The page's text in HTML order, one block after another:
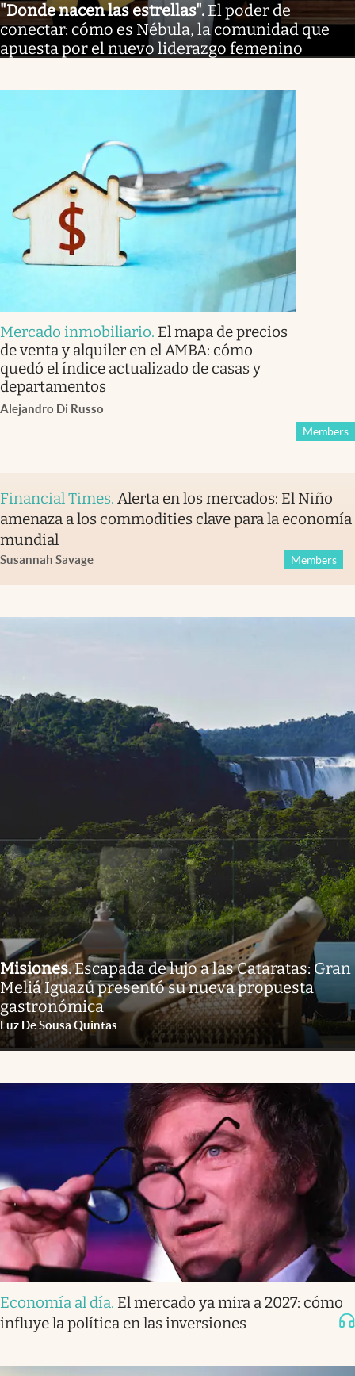
"Donde nacen las estrellas". El poder de
conectar: cómo es Nébula, la comunidad que
apuesta por el nuevo liderazgo femenino
Mercado inmobiliario. El mapa de precios
de venta y alquiler en el AMBA: cómo
quedó el índice actualizado de casas y
departamentos
Alejandro Di Russo
Members
Financial Times. Alerta en los mercados: El Niño
amenaza a los commodities clave para la economía
mundial
Susannah Savage Members
Misiones.Escapada de lujo a las Cataratas: Gran
Meliá Iguazú presentó su nueva propuesta
gastronómica
Luz De Sousa Quintas
Economía al día. El mercado ya mira a 2027: cómo
influye la política en las inversiones